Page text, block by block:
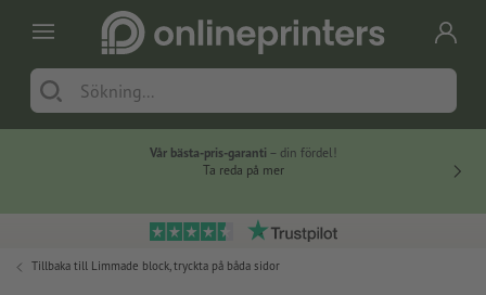
Vår bästa-pris-garanti – din fördel!
Ta reda på mer
Tillbaka till Limmade block, tryckta på båda sidor